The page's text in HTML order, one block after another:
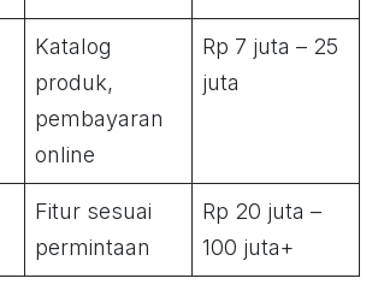
Katalog
produk,
pembayaran
online
Rp 7 juta – 25
juta
Fitur sesuai
permintaan
Rp 20 juta –
100 juta+